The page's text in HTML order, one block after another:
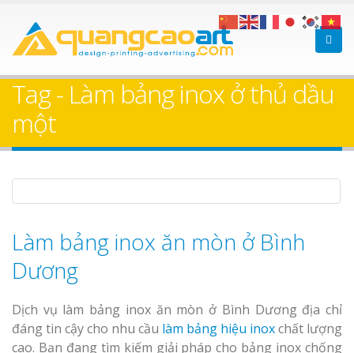
Tag - Làm bảng inox ở thủ dầu
một
Làm bảng inox ăn mòn ở Bình
Dương
Dịch vụ làm bảng inox ăn mòn ở Bình Dương địa chỉ
đáng tin cậy cho nhu cầu làm bảng hiệu inoxchất lượng
cao. Bạn đang tìm kiếm giải pháp cho bảng inox chống
Làm bảng hiệu gỗ tại
theo yêu cầu
Làm Biển
Dương
Thi công
cáo Thuận
Dương